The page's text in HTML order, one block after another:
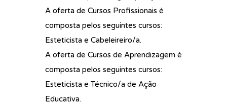
A oferta de Cursos Profissionais é
composta pelos seguintes cursos:
Esteticista e Cabeleireiro/a.
A oferta de Cursos de Aprendizagem é
composta pelos seguintes cursos:
Esteticista e Técnico/a de Ação
Educativa.